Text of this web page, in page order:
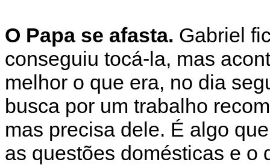
O Papa se afasta. Gabriel
conseguiu tocá-la, mas
melhor o que era, no dia
busca por um trabalho
mas precisa dele. É algo
as questões domésticas e o